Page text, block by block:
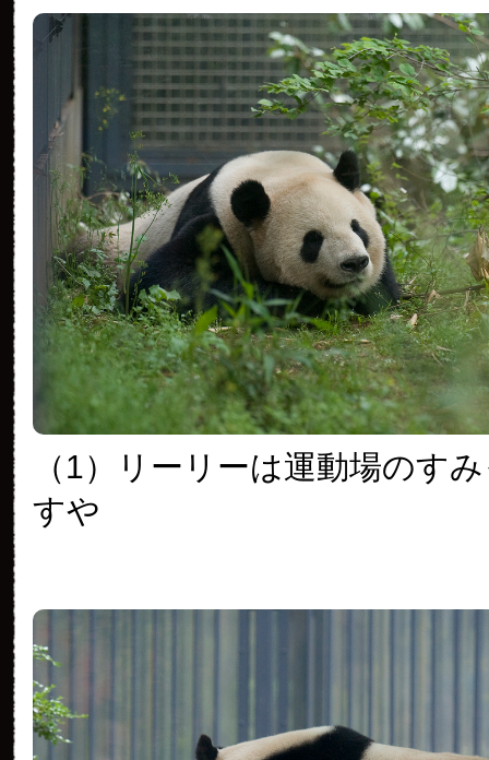
（1）リーリーは運動場のす
すや